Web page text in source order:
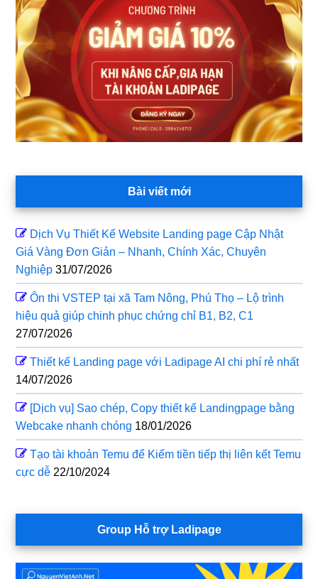
chính
Bài viết mới
Dịch Vụ Thiết Kế Website Landing page Cập Nhật
Giá Vàng Đơn Giản – Nhanh, Chính Xác, Chuyên
Nghiệp 31/07/2026
Ôn thi VSTEP tại xã Tam Nông, Phú Thọ – Lộ trình
hiệu quả giúp chinh phục chứng chỉ B1, B2, C1
27/07/2026
Thiết kế Landing page với Ladipage AI chi phí rẻ nhất
14/07/2026
[Dịch vụ] Sao chép, Copy thiết kế Landingpage bằng
Webcake nhanh chóng 18/01/2026
Tạo tài khoản Temu để Kiếm tiền tiếp thị liên kết Temu
cực dễ 22/10/2024
Group Hỗ trợ Ladipage